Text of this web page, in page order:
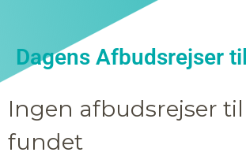
Dagens Afbudsrejser
Ingen afbudsrejser til
fundet